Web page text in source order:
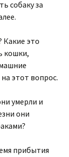
собаку за
Какие это
кошки,
этот вопрос.
умерли и
они
прибытия